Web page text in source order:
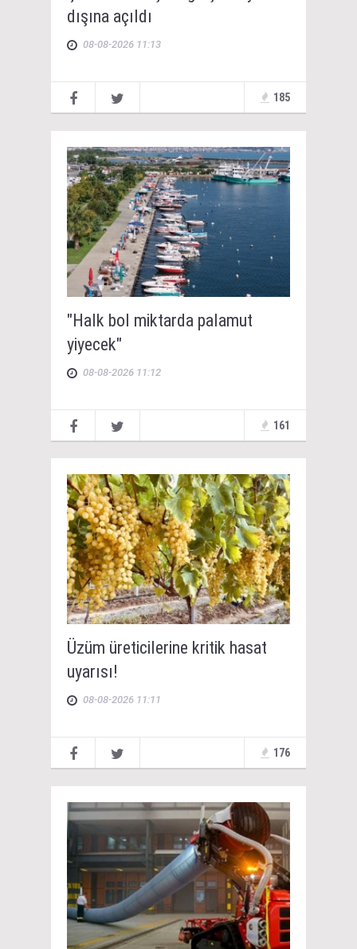
dışına açıldı
08-08-2026 11:13
185
"Halk bol miktarda palamut
yiyecek"
08-08-2026 11:12
161
Üzüm üreticilerine kritik hasat
uyarısı!
08-08-2026 11:11
176